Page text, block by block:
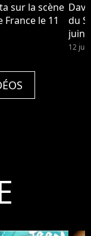
sur la scène
France le 11
du
juin
12